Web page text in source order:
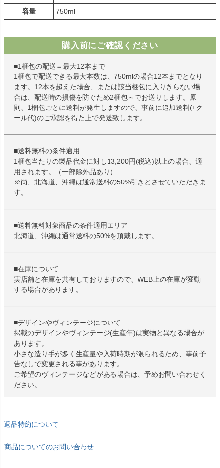
容量 750ml
購入前にご確認ください
■1梱包の配送＝最大12本まで
1梱包で配送できる最大本数は、750mlの場合12本までとなり
ます。12本を超えた場合、または該当梱包に入りきらない場
合は、配送時の損傷を防ぐため2梱包～でお送りします。原
則、1梱包ごとに送料が発生しますので、事前に追加送料(+ク
ール代)のご承認を得た上で発送致します。
■送料無料の条件適用
1梱包当たりの製品代金に対し13,200円(税込)以上の場合、適
用されます。（一部除外品あり）
※尚、北海道、沖縄は通常送料の50%引きとさせていただきま
す。
■送料無料対象商品の条件適用エリア
北海道、沖縄は通常送料の50%を頂戴します。
■在庫について
実店舗と在庫を共有しておりますので、WEB上の在庫が変動
する場合があります。
■デザインやヴィンテージについて
掲載のデザインやヴィンテージ(生産年)は実物と異なる場合が
あります。
小さな造り手が多く生産量や入荷時期が限られるため、事前予
告なしで変更される事があります。
ご希望のヴィンテージなどがある場合は、予めお問い合わせく
ださい。
返品特約について
商品についてのお問い合わせ